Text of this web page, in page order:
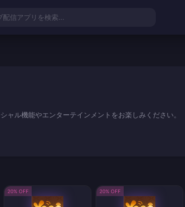
配信アプリを検索...
ル機能やエンターテインメントをお楽しみください。
20% OFF 20% OFF